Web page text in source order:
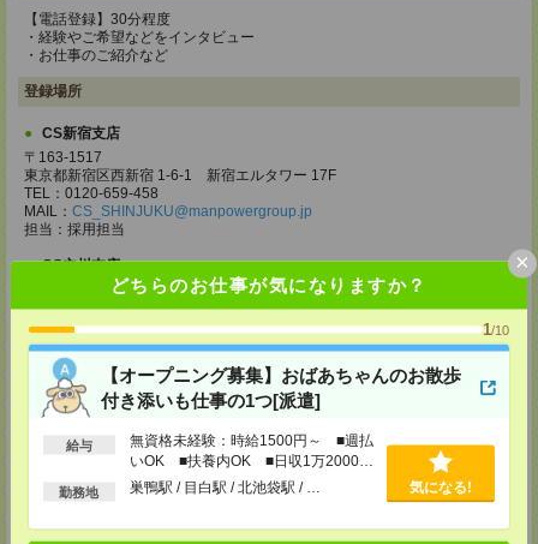
どちらのお仕事が気になりますか？
1/10
【オープニング募集】おばあちゃんのお散歩
付き添いも仕事の1つ[派遣]
給与
無資格未経験：時給1500円～ ■週払
いOK ■扶養内OK ■日収1万2000円
以上
勤務地 巣鴨駅 / 目白駅 / 北池袋駅 / … 気になる!
×
【電話登録】30分程度
・経験やご希望などをインタビュー
・お仕事のご紹介など
登録場所
CS新宿支店
〒163-1517
東京都新宿区西新宿 1-6-1 新宿エルタワー 17F
TEL：0120-659-458
MAIL： CS_SHINJUKU@manpowergroup.jp
担当：採用担当
CS立川支店
東京都立川市曙町2-34-7 ファーレイーストビル 8F
TEL：0120-659-460
MAIL：CS_TACHIKAWA@manpowergroup.jp
担当：採用担当
CS横浜支店
〒220-8136
神奈川県横浜市西区みなとみらい 2-2-1 横浜ランドマークタワー36F
TEL：0120-659-459
担当：採用担当
CS大宮支店